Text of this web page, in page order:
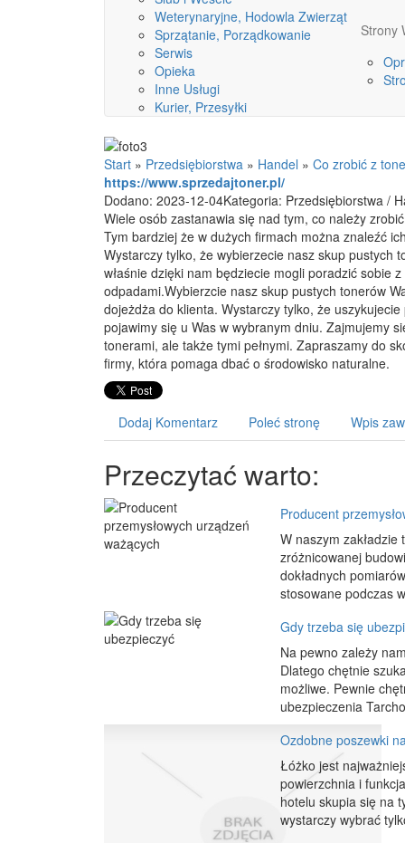
Weterynaryjne, Hodowla Zwierząt
Sprzątanie, Porządkowanie
Serwis
Opieka
Inne Usługi
Kurier, Przesyłki
Strony
Start » Przedsiębiorstwa » Handel » Co zrobić z
https://www.sprzedajtoner.pl/
Dodano: 2023-12-04Kategoria: Przedsiębiorstwa /
Wiele osób zastanawia się nad tym, co należy
Tym bardziej że w dużych firmach można znaleźć
Wystarczy tylko, że wybierzecie nasz skup pustych
właśnie dzięki nam będziecie mogli poradzić sobie z
odpadami.Wybierzcie nasz skup pustych tonerów
dojeżdża do klienta. Wystarczy tylko, że
pojawimy się u Was w wybranym dniu. Zajmujemy
tonerami, ale także tymi pełnymi. Zapraszamy do
firmy, która pomaga dbać o środowisko naturalne.
Dodaj Komentarz Poleć stronę Wpis
Przeczytać warto:
Producent
W naszym
zróżnicowanej
dokładnych
stosowane podczas
Gdy trzeba się
Na pewno zależy
Dlatego chętnie
możliwe. Pewnie
ubezpieczenia
Ozdobne poszewki
Łóżko jest
powierzchnia i
hotelu skupia się na
wystarczy wybrać